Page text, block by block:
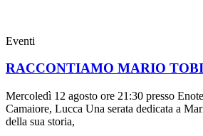
Eventi
RACCONTIAMO MARIO
Mercoledì 12 agosto ore 21:30 presso
Camaiore, Lucca Una serata dedicata a
della sua storia,